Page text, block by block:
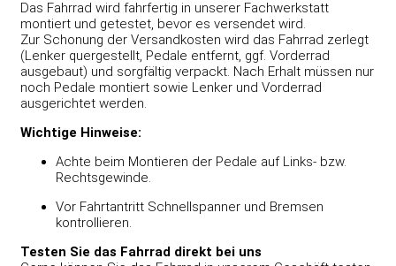
Das Fahrrad wird fahrfertig in unserer Fachwerkstatt
montiert und getestet, bevor es versendet wird.
Zur Schonung der Versandkosten wird das Fahrrad zerlegt
(Lenker quergestellt, Pedale entfernt, ggf. Vorderrad
ausgebaut) und sorgfältig verpackt. Nach Erhalt müssen nur
noch Pedale montiert sowie Lenker und Vorderrad
ausgerichtet werden.
Wichtige Hinweise:
Achte beim Montieren der Pedale auf Links- bzw.
Rechtsgewinde.
Vor Fahrtantritt Schnellspanner und Bremsen
kontrollieren.
Testen Sie das Fahrrad direkt bei uns